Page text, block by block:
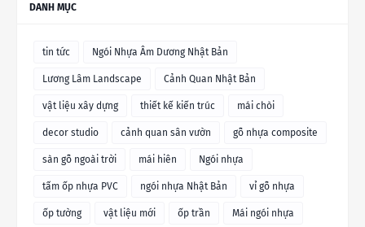
DANH MỤC
tin tức Ngói Nhựa Âm Dương Nhật Bản
Lương Lâm Landscape Cảnh Quan Nhật Bản
vật liệu xây dựng thiết kế kiến trúc mái chòi
decor studio cảnh quan sân vườn gỗ nhựa composite
sàn gỗ ngoài trời mái hiên Ngói nhựa
tấm ốp nhựa PVC ngói nhựa Nhật Bản vỉ gỗ nhựa
ốp tường vật liệu mới ốp trần Mái ngói nhựa